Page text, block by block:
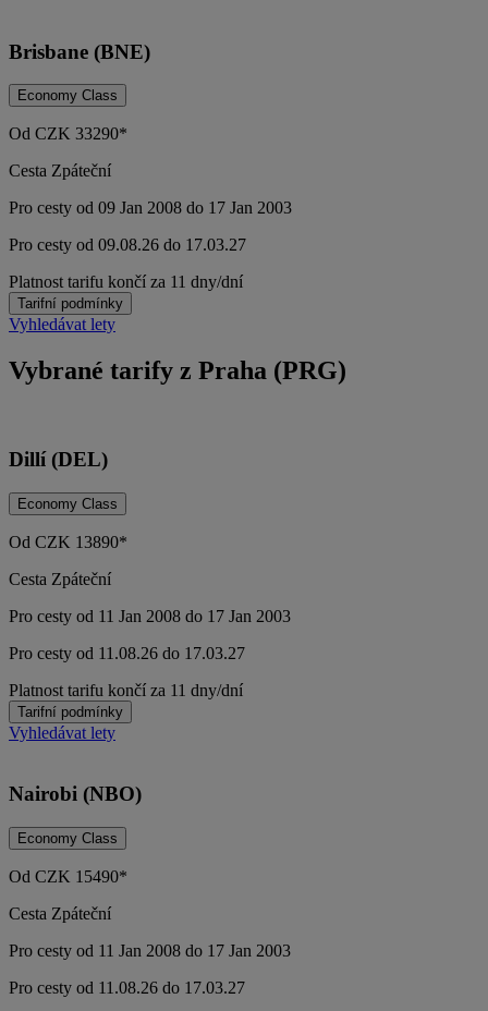
Brisbane (BNE)
Economy Class
Od CZK 33290*
Cesta Zpáteční
Pro cesty od 09 Jan 2008 do 17 Jan 2003
Pro cesty od 09.08.26 do 17.03.27
Platnost tarifu končí za 11 dny/dní
Tarifní podmínky
Vyhledávat lety
Vybrané tarify z Praha (PRG)
Dillí (DEL)
Economy Class
Od CZK 13890*
Cesta Zpáteční
Pro cesty od 11 Jan 2008 do 17 Jan 2003
Pro cesty od 11.08.26 do 17.03.27
Platnost tarifu končí za 11 dny/dní
Tarifní podmínky
Vyhledávat lety
Nairobi (NBO)
Economy Class
Od CZK 15490*
Cesta Zpáteční
Pro cesty od 11 Jan 2008 do 17 Jan 2003
Pro cesty od 11.08.26 do 17.03.27